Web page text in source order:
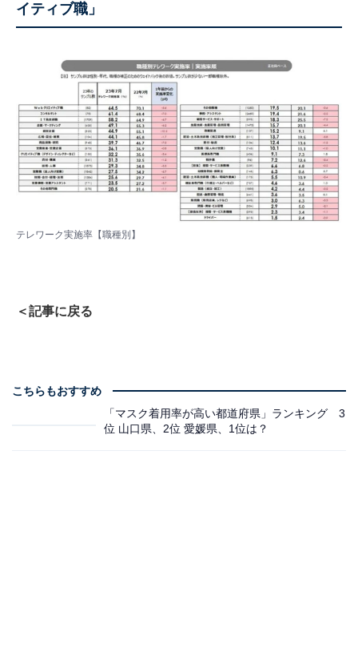
イティブ職」
テレワーク実施率【職種別】
＜記事に戻る
こちらもおすすめ
「マスク着用率が高い都道府県」ランキング 3
位 山口県、2位 愛媛県、1位は？